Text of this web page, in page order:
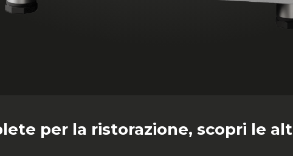
per la ristorazione, scopri le